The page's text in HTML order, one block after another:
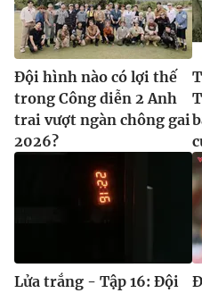
Đội hình nào có lợi thế
trong Công diễn 2 Anh
trai vượt ngàn chông gai
2026?
Lửa trắng - Tập 16: Đội